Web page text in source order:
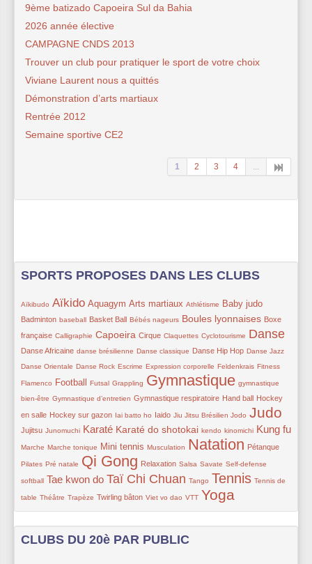
9ème batizado Capoeira Sul da Bahia
2026 année élective
CAMPAGNE CNDS 2013
Trouver un club pour pratiquer le sport de votre choix
Viviane Laurent nous a quittés
Démonstration d’arts martiaux
Rentrée 2012
Semaine sportive CE2
1 2 3 4 ...
SPORTS PROPOSES DANS LES CLUBS
15/353
Aïkibudo
243/353Aïkido
143/353 Aquagym
157/353 Arts martiaux
43/353 Athlétisme
147/353 Baby judo
99/353
Badminton
48/353 baseball
103/353 Basket Ball
60/353 Bébés nageurs
162/353 Boules lyonnaises
87/353
Boxe
française
54/353 Calligraphie
162/353 Capoeira
118/353 Cirque
56/353 Claquettes
56/353 Cyclotourisme
258/353 Danse
117/353
Danse Africaine
61/353 danse brésilienne
59/353 Danse classique
116/353 Danse Hip Hop
56/353 Danse Jazz
56/353
Danse Orientale
56/353 Danse Rock
43/353 Escrime
59/353 Expression corporelle
34/353 Feldenkrais
22/353 Fitness
56/353
Flamenco
126/353Football
63/353 Futsal
40/353 Grappling
352/353 Gymnastique
42/353
gymnastique
bien-être
59/353 Gymnastique d’entretien
113/353 Gymnastique respiratoire
118/353 Hand ball
97/353
Hockey
en salle
97/353Hockey sur gazon
32/353 Iai batto ho
101/353 Iaido
40/353 Jiu Jitsu Brésilien
12/353 Jodo
310/353 Judo
91/353
Jujitsu
54/353Junomuchi
204/353 Karaté
177/353 Karaté do shotokai
54/353 kendo
54/353 kinomichi
196/353 Kung fu
56/353
Marche
42/353Marche tonique
156/353 Mini tennis
35/353 Musculation
353/353 Natation
82/353 Pétanque
56/353
Pilates
60/353Pré natale
351/353 Qi Gong
102/353 Relaxation
56/353 Salsa
33/353 Savate
58/353 Self-defense
48/353
softball
203/353Tae kwon do
265/353 Taï Chi Chuan
56/353 Tango
302/353 Tennis
52/353 Tennis de
table
59/353Théâtre
22/353 Trapèze
78/353 Twirling bâton
47/353 Viet vo dao
56/353 VTT
316/353 Yoga
CLUBS DU 20è PAR PUBLIC